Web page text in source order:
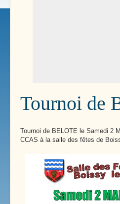
Tournoi de
Tournoi de BELOTE le Samedi 2
CCAS à la salle des fêtes de